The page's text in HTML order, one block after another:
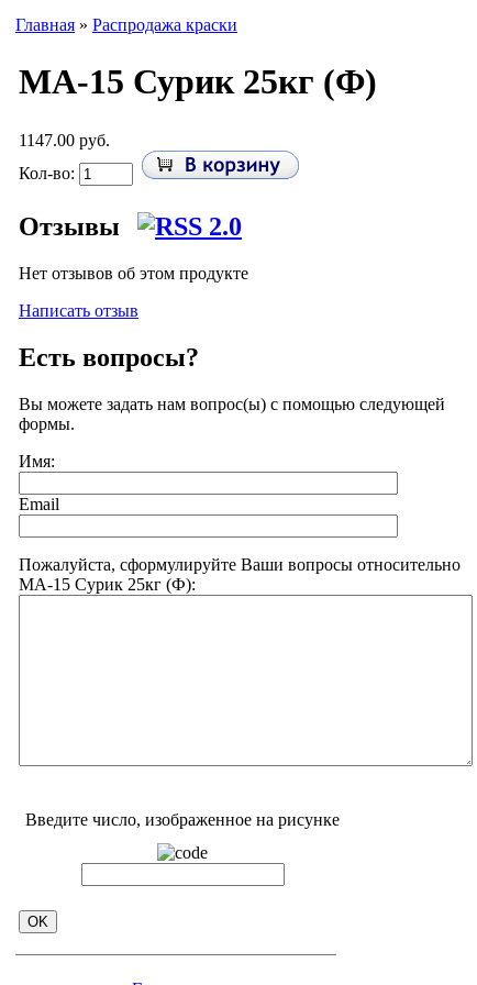
Главная » Распродажа краски
МА-15 Сурик 25кг (Ф)
1147.00 руб.
Кол-во:
Отзывы
Нет отзывов об этом продукте
Написать отзыв
Есть вопросы?
Вы можете задать нам вопрос(ы) с помощью следующей
формы.
Имя:
Email
Пожалуйста, сформулируйте Ваши вопросы относительно
МА-15 Сурик 25кг (Ф):
Введите число, изображенное на рисунке